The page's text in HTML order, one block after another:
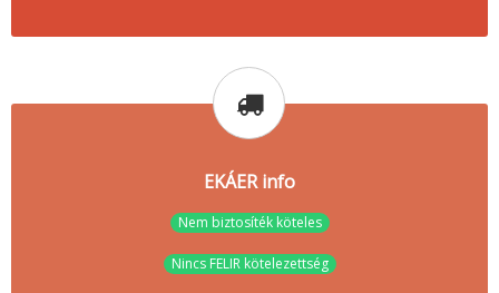
EKÁER info
Nem biztosíték köteles
Nincs FELIR kötelezettség